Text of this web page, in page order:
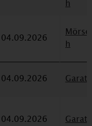
h
04.09.2026
h
04.09.2026 Garath
04.09.2026 Garath